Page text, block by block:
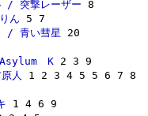
/ 突撃レーザー
ん
/ 青い彗星
　K
人